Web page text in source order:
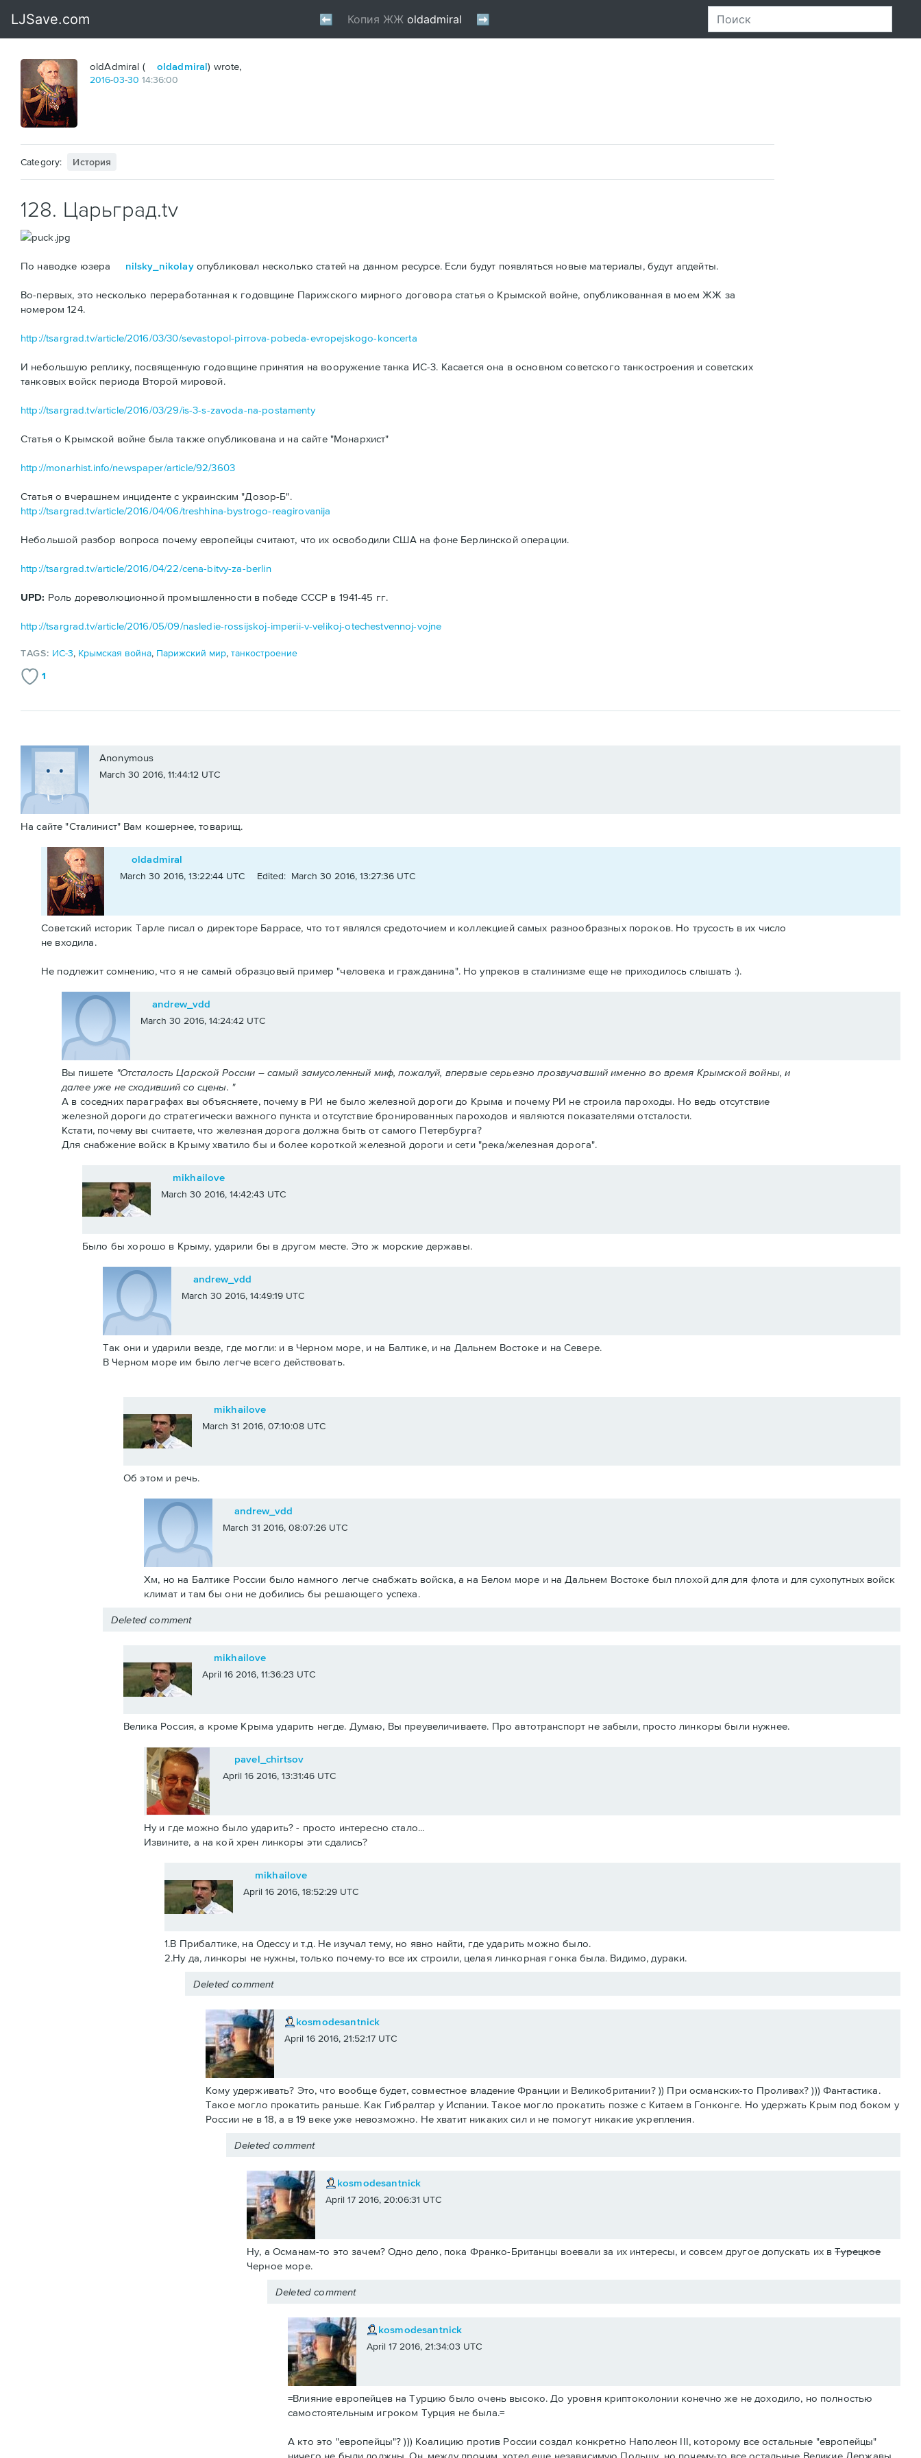
oldAdmiral ( oldadmiral) wrote,
2016-03-30 14:36:00
Category: История
128. Царьград.tv
По наводке юзера nilsky_nikolayопубликовал несколько статей на данном ресурсе. Если будут появляться новые материалы, будут апдейты.
Во-первых, это несколько переработанная к годовщине Парижского мирного договора статья о Крымской войне, опубликованная в моем ЖЖ за
номером 124.
http://tsargrad.tv/article/2016/03/30/sevastopol-pirrova-pobeda-evropejskogo-koncerta
И небольшую реплику, посвященную годовщине принятия на вооружение танка ИС-3. Касается она в основном советского танкостроения и советских
танковых войск периода Второй мировой.
http://tsargrad.tv/article/2016/03/29/is-3-s-zavoda-na-postamenty
Статья о Крымской войне была также опубликована и на сайте "Монархист"
http://monarhist.info/newspaper/article/92/3603
Статья о вчерашнем инциденте с украинским "Дозор-Б".
http://tsargrad.tv/article/2016/04/06/treshhina-bystrogo-reagirovanija
Небольшой разбор вопроса почему европейцы считают, что их освободили США на фоне Берлинской операции.
http://tsargrad.tv/article/2016/04/22/cena-bitvy-za-berlin
UPD: Роль дореволюционной промышленности в победе СССР в 1941-45 гг.
http://tsargrad.tv/article/2016/05/09/nasledie-rossijskoj-imperii-v-velikoj-otechestvennoj-vojne
TAGS: ИС-3, Крымская война, Парижский мир,танкостроение
1
Anonymous
March 30 2016, 11:44:12 UTC
На сайте "Сталинист" Вам кошернее, товарищ.
oldadmiral
March 30 2016, 13:22:44 UTC Edited: March 30 2016, 13:27:36 UTC
Советский историк Тарле писал о директоре Баррасе, что тот являлся средоточием и коллекцией самых разнообразных пороков. Но трусость в их число
не входила.
Не подлежит сомнению, что я не самый образцовый пример "человека и гражданина". Но упреков в сталинизме еще не приходилось слышать :).
andrew_vdd
March 30 2016, 14:24:42 UTC
Вы пишете "Отсталость Царской России – самый замусоленный миф, пожалуй, впервые серьезно прозвучавший именно во время Крымской войны, и
далее уже не сходивший со сцены. "
А в соседних параграфах вы объясняете, почему в РИ не было железной дороги до Крыма и почему РИ не строила пароходы. Но ведь отсутствие
железной дороги до стратегически важного пункта и отсутствие бронированных пароходов и являются показателями отсталости.
Кстати, почему вы считаете, что железная дорога должна быть от самого Петербурга?
Для снабжение войск в Крыму хватило бы и более короткой железной дороги и сети "река/железная дорога".
mikhailove
March 30 2016, 14:42:43 UTC
Было бы хорошо в Крыму, ударили бы в другом месте. Это ж морские державы.
andrew_vdd
March 30 2016, 14:49:19 UTC
Так они и ударили везде, где могли: и в Черном море, и на Балтике, и на Дальнем Востоке и на Севере.
В Черном море им было легче всего действовать.
mikhailove
March 31 2016, 07:10:08 UTC
Об этом и речь.
andrew_vdd
March 31 2016, 08:07:26 UTC
Хм, но на Балтике России было намного легче снабжать войска, а на Белом море и на Дальнем Востоке был плохой для для флота и для сухопутных войск
климат и там бы они не добились бы решающего успеха.
Deleted comment
mikhailove
April 16 2016, 11:36:23 UTC
Велика Россия, а кроме Крыма ударить негде. Думаю, Вы преувеличиваете. Про автотранспорт не забыли, просто линкоры были нужнее.
pavel_chirtsov
April 16 2016, 13:31:46 UTC
Ну и где можно было ударить? - просто интересно стало...
Извините, а на кой хрен линкоры эти сдались?
mikhailove
April 16 2016, 18:52:29 UTC
1.В Прибалтике, на Одессу и т.д. Не изучал тему, но явно найти, где ударить можно было.
2.Ну да, линкоры не нужны, только почему-то все их строили, целая линкорная гонка была. Видимо, дураки.
Deleted comment
kosmodesantnick
April 16 2016, 21:52:17 UTC
Кому удерживать? Это, что вообще будет, совместное владение Франции и Великобритании? )) При османских-то Проливах? ))) Фантастика.
Такое могло прокатить раньше. Как Гибралтар у Испании. Такое могло прокатить позже с Китаем в Гонконге. Но удержать Крым под боком у
России не в 18, а в 19 веке уже невозможно. Не хватит никаких сил и не помогут никакие укрепления.
Deleted comment
kosmodesantnick
April 17 2016, 20:06:31 UTC
Ну, а Османам-то это зачем? Одно дело, пока Франко-Британцы воевали за их интересы, и совсем другое допускать их вТурецкое
Черное море.
Deleted comment
kosmodesantnick
April 17 2016, 21:34:03 UTC
=Влияние европейцев на Турцию было очень высоко. До уровня криптоколонии конечно же не доходило, но полностью
самостоятельным игроком Турция не была.=
А кто это "европейцы"? ))) Коалицию против России создал конкретно Наполеон III, которому все остальные "европейцы"